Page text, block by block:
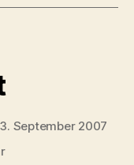
September 2007
zu